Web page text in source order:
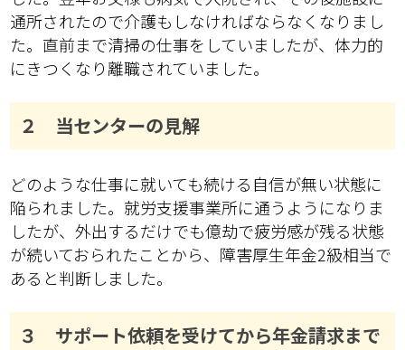
通所されたので介護もしなければならなくなりまし
た。直前まで清掃の仕事をしていましたが、体力的
にきつくなり離職されていました。
２ 当センターの見解
どのような仕事に就いても続ける自信が無い状態に
陥られました。就労支援事業所に通うようになりま
したが、外出するだけでも億劫で疲労感が残る状態
が続いておられたことから、障害厚生年金2級相当で
あると判断しました。
３ サポート依頼を受けてから年金請求まで